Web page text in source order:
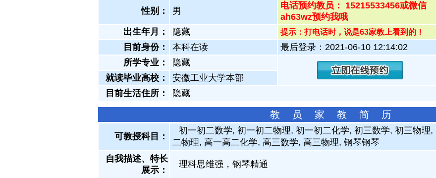
性别： 男
电话预约教员： 15215533456或微信
ah63wz预约我哦
出生年月：
隐藏 提示：打电话时，说是63家教上看到的！
目前身份： 本科在读
最后登录：2021-06-10 12:14:02
所学专业：
隐藏
就读毕业高校：
安徽工业大学本部
目前生活住所：
隐藏
教 员 家 教 简 历
可教授科目：
初一初二数学, 初一初二物理, 初一初二化学, 初三数学, 初三物理
二物理, 高一高二化学, 高三数学, 高三物理, 钢琴钢琴
自我描述、特长
展示 ：
理科思维强，钢琴精通